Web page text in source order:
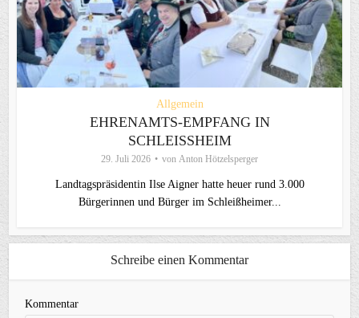
Allgemein
EHRENAMTS-EMPFANG IN
SCHLEISSHEIM
29. Juli 2026 von Anton Hötzelsperger
Landtagspräsidentin Ilse Aigner hatte heuer rund 3.000
Bürgerinnen und Bürger im Schleißheimer...
Schreibe einen Kommentar
Kommentar